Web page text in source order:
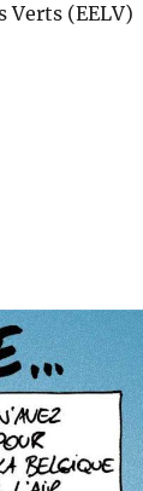
Verts (EELV)